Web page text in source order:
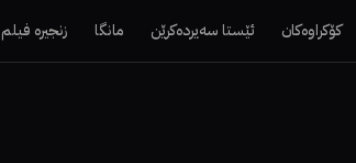
کۆکراوەکان ئێستا سەیردەکرێن مانگا زنجیرە فیلم